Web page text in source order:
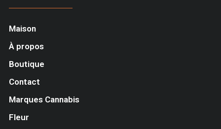
Maison
À propos
Boutique
Contact
Marques Cannabis
Fleur